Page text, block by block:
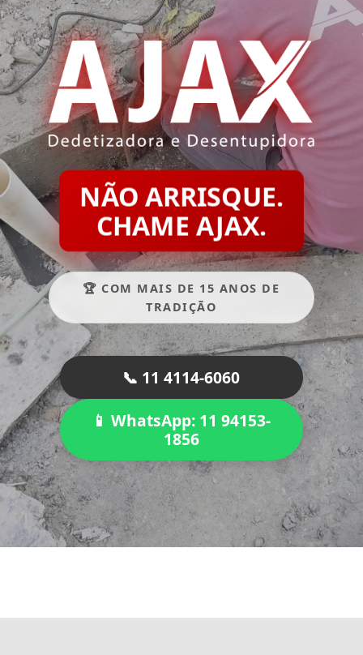
NÃO ARRISQUE.
CHAME AJAX.
🏆 COM MAIS DE 15 ANOS DE
TRADIÇÃO
📞 11 4114-6060
📱 WhatsApp: 11 94153-
1856